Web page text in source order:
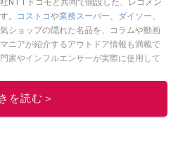
NTTドコモと共同で開設した、レコメン
。
コストコや業務スーパー、 ダイソー、
ショップの隠れた名品を、コラムや動画
ニアが紹介するアウトドア情報も満載で
家やインフルエンサーが実際に使用して
を読む＞